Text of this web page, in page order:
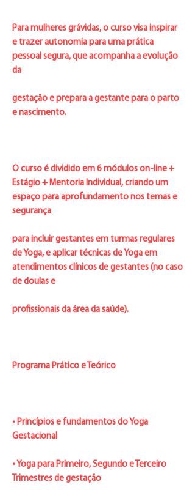
Para mulheres grávidas, o curso visa inspirar
e trazer autonomia para uma prática
pessoal segura, que acompanha a evolução
da
gestação e prepara a gestante para o parto
e nascimento.
O curso é dividido em 6 módulos on-line +
Estágio + Mentoria Individual, criando um
espaço para aprofundamento nos temas e
segurança
para incluir gestantes em turmas regulares
de Yoga, e aplicar técnicas de Yoga em
atendimentos clínicos de gestantes (no caso
de doulas e
profissionais da área da saúde).
Programa Prático e Teórico
• Princípios e fundamentos do Yoga
Gestacional
• Yoga para Primeiro, Segundo e Terceiro
Trimestres de gestação